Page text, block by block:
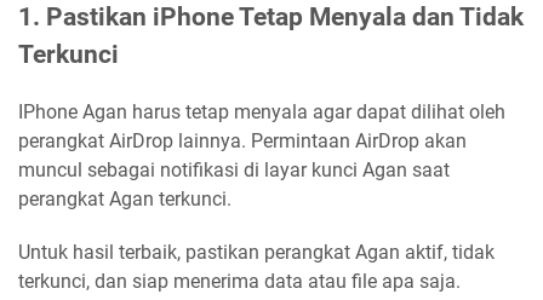
1. Pastikan iPhone Tetap Menyala dan Tidak
Terkunci
IPhone Agan harus tetap menyala agar dapat dilihat oleh
perangkat AirDrop lainnya. Permintaan AirDrop akan
muncul sebagai notifikasi di layar kunci Agan saat
perangkat Agan terkunci.
Untuk hasil terbaik, pastikan perangkat Agan aktif, tidak
terkunci, dan siap menerima data atau file apa saja.